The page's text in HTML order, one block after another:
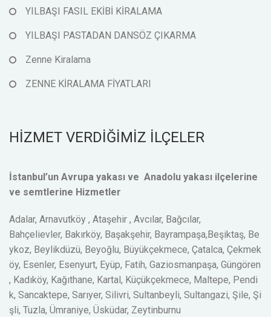
YILBAŞI FASIL EKİBİ KİRALAMA
YILBAŞI PASTADAN DANSÖZ ÇIKARMA
Zenne Kiralama
ZENNE KİRALAMA FİYATLARI
HİZMET VERDİĞİMİZ İLÇELER
İstanbul’un Avrupa yakası ve Anadolu yakası ilçelerine
ve semtlerine Hizmetler
Adalar, Arnavutköy , Ataşehir , Avcılar, Bağcılar,
Bahçelievler, Bakırköy, Başakşehir, Bayrampaşa,Beşiktaş, Be
ykoz, Beylikdüzü, Beyoğlu, Büyükçekmece, Çatalca, Çekmek
öy, Esenler, Esenyurt, Eyüp, Fatih, Gaziosmanpaşa, Güngören
, Kadıköy, Kağıthane, Kartal, Küçükçekmece, Maltepe, Pendi
k, Sancaktepe, Sarıyer, Silivri, Sultanbeyli, Sultangazi, Şile, Şi
şli, Tuzla, Ümraniye, Üsküdar, Zeytinburnu